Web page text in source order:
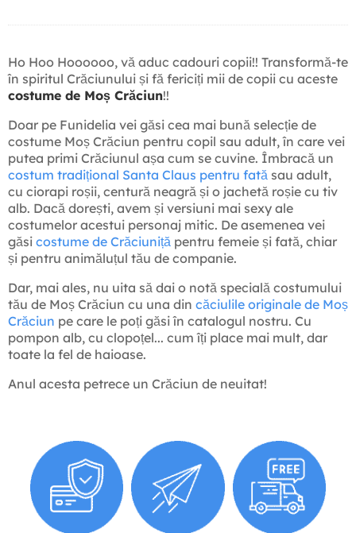
Ho Hoo Hoooooo, vă aduc cadouri copii!! Transformă-te
în spiritul Crăciunului și fă fericiți mii de copii cu aceste
costume de Moș Crăciun!!
Doar pe Funidelia vei găsi cea mai bună selecție de
costume Moș Crăciun pentru copil sau adult, în care vei
putea primi Crăciunul așa cum se cuvine. Îmbracă un
costum tradițional Santa Claus pentru fată sau adult,
cu ciorapi roșii, centură neagră și o jachetă roșie cu tiv
alb. Dacă dorești, avem și versiuni mai sexy ale
costumelor acestui personaj mitic. De asemenea vei
găsi costume de Crăciuniță pentru femeie și fată, chiar
și pentru animăluțul tău de companie.
Dar, mai ales, nu uita să dai o notă specială costumului
tău de Moș Crăciun cu una din căciulile originale de Moș
Crăciun pe care le poți găsi în catalogul nostru. Cu
pompon alb, cu clopoțel... cum îți place mai mult, dar
toate la fel de haioase.
Anul acesta petrece un Crăciun de neuitat!